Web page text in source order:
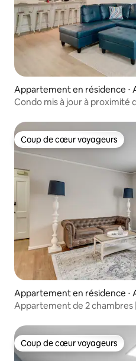
Appartement en résidence ⋅
Condo mis à jour à proximité
Coup de cœur voyageurs
Coup de cœur voyageurs
Appartement en résidence ⋅
Appartement de 2 chambres
Coup de cœur voyageurs
Coup de cœur voyageurs